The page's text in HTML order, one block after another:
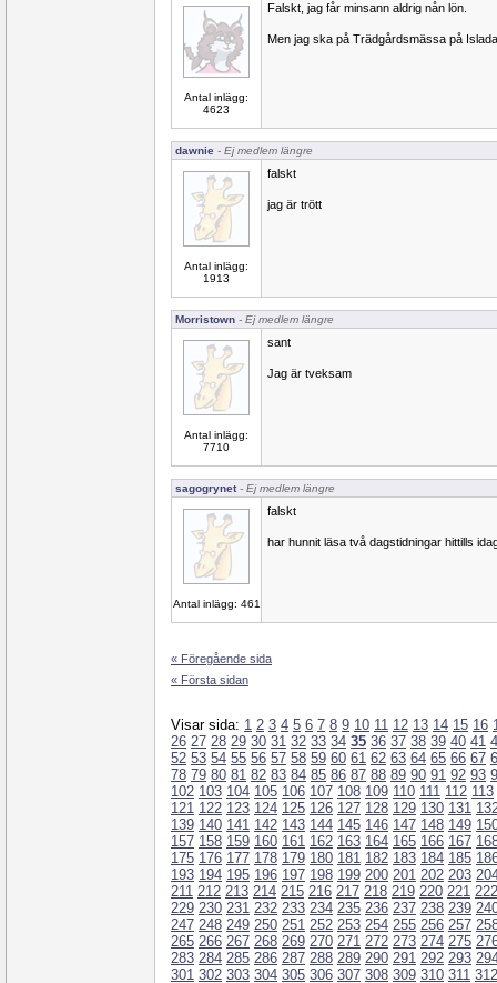
Antal inlägg:
4623
Falskt, jag får minsann aldrig nån lön.
Men jag ska på Trädgårdsmässa på
dawnie - Ej medlem längre
Antal inlägg:
1913
falskt
jag är trött
Morristown - Ej medlem längre
Antal inlägg:
7710
sant
Jag är tveksam
sagogrynet- Ej medlem längre
Antal inlägg: 461
falskt
har hunnit läsa två dagstidningar hittills
« Föregående sida
« Första sidan
Visar sida: 1 2 3 4 5 6 7 8 9 10 11 12 13 14 15 16
26 27 28 29 30 31 32 33 34 35 36 37 38 39 40 41
52 53 54 55 56 57 58 59 60 61 62 63 64 65 66 67
78 79 80 81 82 83 84 85 86 87 88 89 90 91 92 93
102 103 104 105 106 107 108 109 110 111 112 113
121 122 123 124 125 126 127 128 129 130 131
139 140 141 142 143 144 145 146 147 148 149
157 158 159 160 161 162 163 164 165 166 167
175 176 177 178 179 180 181 182 183 184 185
193 194 195 196 197 198 199 200 201 202 203
211 212 213 214 215 216 217 218 219 220 221 222
229 230 231 232 233 234 235 236 237 238 239
247 248 249 250 251 252 253 254 255 256 257
265 266 267 268 269 270 271 272 273 274 275
283 284 285 286 287 288 289 290 291 292 293
301 302 303 304 305 306 307 308 309 310 311 312